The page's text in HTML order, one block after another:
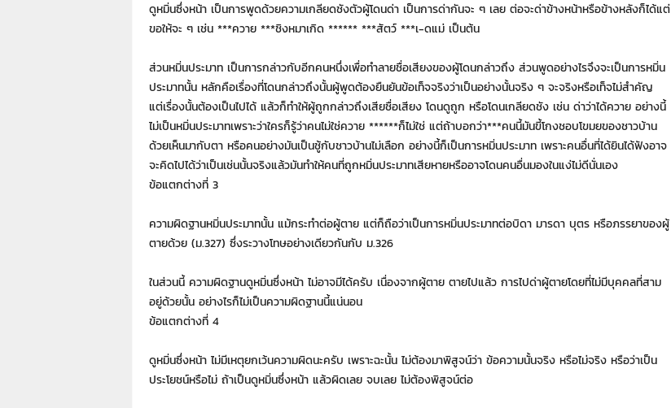
ดูหมิ่นซึ่งหน้า เป็นการพูดด้วยความเกลียดชังตัวผู้โดนด่า เป็นการด่ากันจะ ๆ เลย ต่อจะด่าข้างหน้าหรือข้างหลังก็ได้แต่
ขอให้จะ ๆ เช่น ***ควาย ***ชิงหมาเกิด ****** ***สัตว์ ***เ-ดแม่ เป็นต้น
ส่วนหมิ่นประมาท เป็นการกล่าวกับอีกคนหนึ่งเพื่อทำลายชื่อเสียงของผู้โดนกล่าวถึง ส่วนพูดอย่างไรจึงจะเป็นการหมิ่น
ประมาทนั้น หลักคือเรื่องที่โดนกล่าวถึงนั้นผู้พูดต้องยืนยันข้อเท็จจริงว่าเป็นอย่างนั้นจริง ๆ จะจริงหรือเท็จไม่สำคัญ
แต่เรื่องนั้นต้องเป็นไปได้ แล้วก็ทำให้ผู้ถูกกล่าวถึงเสียชื่อเสียง โดนดูถูก หรือโดนเกลียดชัง เช่น ด่าว่าได้ควาย อย่างนี้
ไม่เป็นหมิ่นประมาทเพราะว่าใครก็รู้ว่าคนไม่ใช่ควาย ******ก็ไม่ใช่ แต่ถ้าบอกว่า***คนนี้มันขี้โกงชอบโขมยของชาวบ้าน
ด้วยเห็นมากับตา หรือคนอย่างมันเป็นชู้กับชาวบ้านไม่เลือก อย่างนี้ก็เป็นการหมิ่นประมาท เพราะคนอื่นที่ได้ยินได้ฟังอาจ
จะคิดไปได้ว่าเป็นเช่นนั้นจริงแล้วมันทำให้คนที่ถูกหมิ่นประมาทเสียหายหรืออาจโดนคนอื่นมองในแง่ไม่ดีนั่นเอง
ข้อแตกต่างที่ 3
ความผิดฐานหมิ่นประมาทนั้น แม้กระทำต่อผู้ตาย แต่ก็ถือว่าเป็นการหมิ่นประมาทต่อบิดา มารดา บุตร หรือภรรยาของผู้
ตายด้วย (ม.327) ซึ่งระวางโทษอย่างเดียวกันกับ ม.326
ในส่วนนี้ ความผิดฐานดูหมิ่นซึ่งหน้า ไม่อาจมีได้ครับ เนื่องจากผู้ตาย ตายไปแล้ว การไปด่าผู้ตายโดยที่ไม่มีบุคคลที่สาม
อยู่ด้วยนั้น อย่างไรก็ไม่เป็นความผิดฐานนี้แน่นอน
ข้อแตกต่างที่ 4
ดูหมิ่นซึ่งหน้า ไม่มีเหตุยกเว้นความผิดนะครับ เพราะฉะนั้น ไม่ต้องมาพิสูจน์ว่า ข้อความนั้นจริง หรือไม่จริง หรือว่าเป็น
ประโยชน์หรือไม่ ถ้าเป็นดูหมิ่นซึ่งหน้า แล้วผิดเลย จบเลย ไม่ต้องพิสูจน์ต่อ